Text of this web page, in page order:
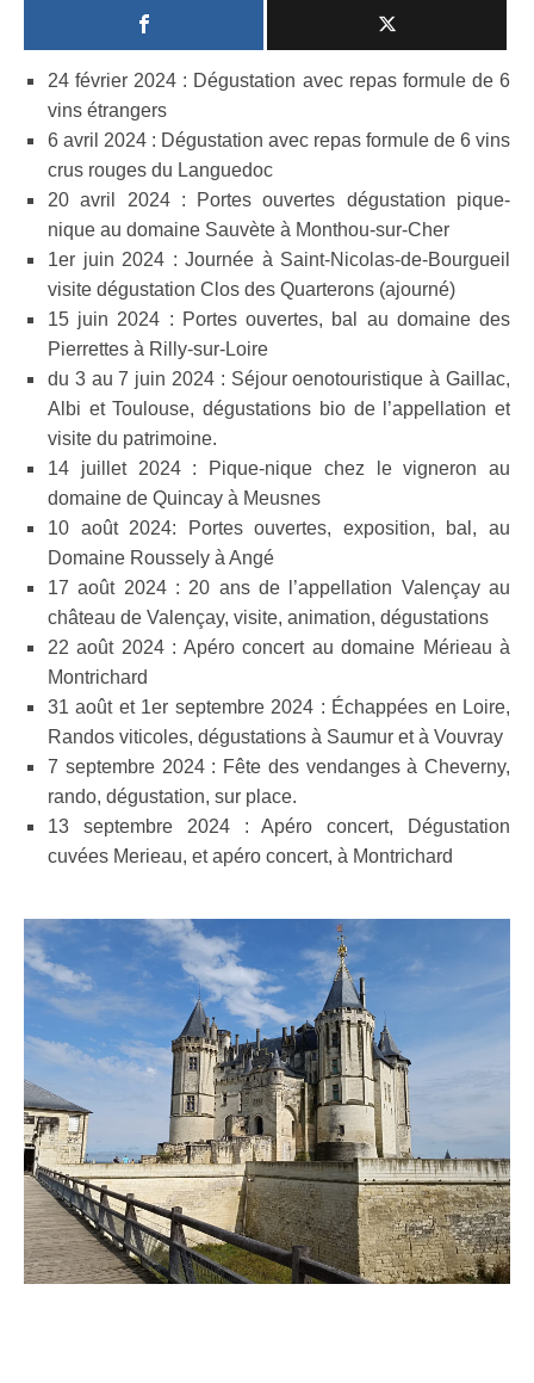
24 février 2024 : Dégustation avec repas formule de 6
vins étrangers
6 avril 2024 : Dégustation avec repas formule de 6 vins
crus rouges du Languedoc
20 avril 2024 : Portes ouvertes dégustation pique-
nique au domaine Sauvète à Monthou-sur-Cher
1er juin 2024 : Journée à Saint-Nicolas-de-Bourgueil
visite dégustation Clos des Quarterons (ajourné)
15 juin 2024 : Portes ouvertes, bal au domaine des
Pierrettes à Rilly-sur-Loire
du 3 au 7 juin 2024 : Séjour oenotouristique à Gaillac,
Albi et Toulouse, dégustations bio de l’appellation et
visite du patrimoine.
14 juillet 2024 : Pique-nique chez le vigneron au
domaine de Quincay à Meusnes
10 août 2024: Portes ouvertes, exposition, bal, au
Domaine Roussely à Angé
17 août 2024 : 20 ans de l’appellation Valençay au
château de Valençay, visite, animation, dégustations
22 août 2024 : Apéro concert au domaine Mérieau à
Montrichard
31 août et 1er septembre 2024 : Échappées en Loire,
Randos viticoles, dégustations à Saumur et à Vouvray
7 septembre 2024 : Fête des vendanges à Cheverny,
rando, dégustation, sur place.
13 septembre 2024 : Apéro concert, Dégustation
cuvées Merieau, et apéro concert, à Montrichard